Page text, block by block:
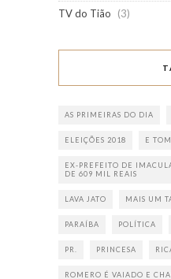
TV do Tião
(3)
AS PRIMEIRAS DO DIA
ELEIÇÕES 2018 E
EX-PREFEITO DE
DE 609 MIL REAIS
LAVA JATO MAIS UM
PARAÍBA POLÍTICA
PR. PRINCESA
ROMERO É VAIADO E